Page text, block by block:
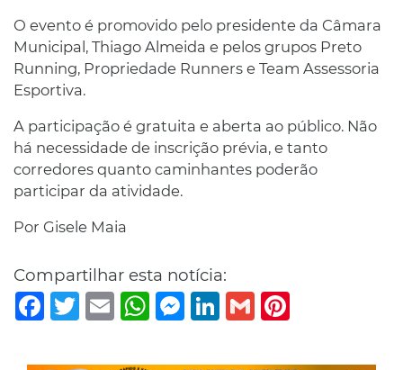
O evento é promovido pelo presidente da Câmara
Municipal, Thiago Almeida e pelos grupos Preto
Running, Propriedade Runners e Team Assessoria
Esportiva.
A participação é gratuita e aberta ao público. Não
há necessidade de inscrição prévia, e tanto
corredores quanto caminhantes poderão
participar da atividade.
Por Gisele Maia
Compartilhar esta notícia:
Facebook
TwitterEmail WhatsAppMessenger
LinkedIn
Gmail